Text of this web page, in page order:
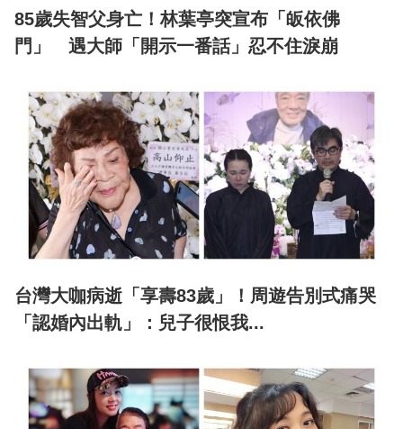
85歲失智父身亡！林葉亭突宣布「皈依佛
門」 遇大師「開示一番話」忍不住淚崩
台灣大咖病逝「享壽83歲」！周遊告別式痛哭
「認婚內出軌」：兒子很恨我...